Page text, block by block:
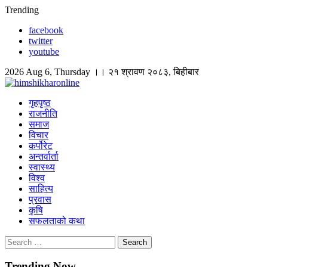
Skip
content
Trending
facebook
twitter
youtube
2026 Aug 6, Thursday ।। २१ श्रावण २०८३, बिहीबार
Himshikhar Online
गृहपृष्ठ
राजनीति
समाज
विचार
कर्पोरेट
अन्तर्वार्ता
स्वास्थ्य
विश्व
साहित्य
प्रवास
कृषि
सफलताको कथा
Search
for: